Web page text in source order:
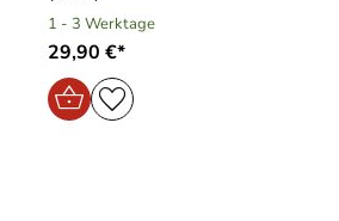
1 - 3 Werktage
29,90 €*